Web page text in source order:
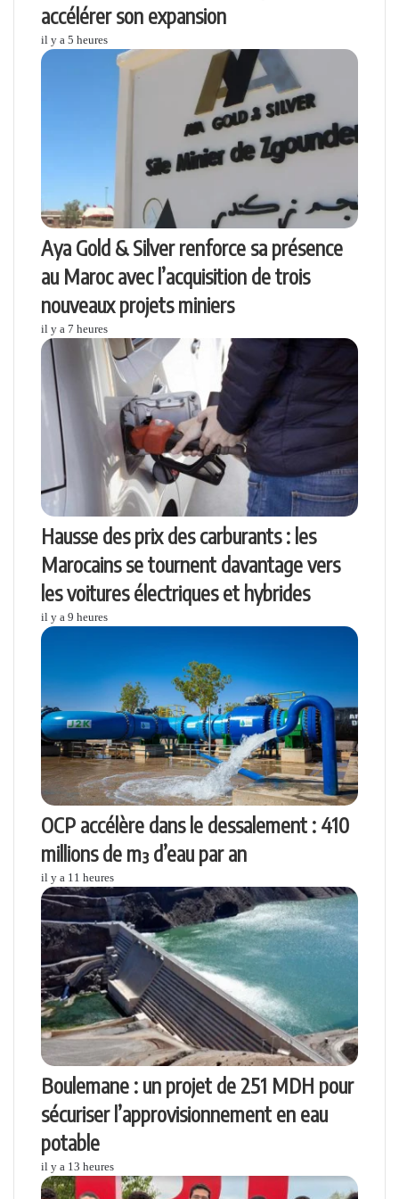
accélérer son expansion
il y a 5 heures
Aya Gold & Silver renforce sa présence
au Maroc avec l’acquisition de trois
nouveaux projets miniers
il y a 7 heures
Hausse des prix des carburants : les
Marocains se tournent davantage vers
les voitures électriques et hybrides
il y a 9 heures
OCP accélère dans le dessalement : 410
millions de m³ d’eau par an
il y a 11 heures
Boulemane : un projet de 251 MDH pour
sécuriser l’approvisionnement en eau
potable
il y a 13 heures